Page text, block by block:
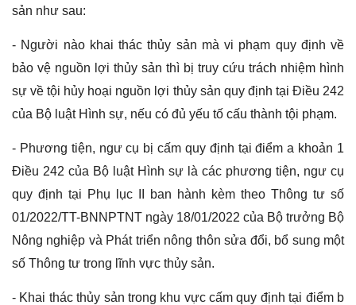
sản như sau:
- Người nào khai thác thủy sản mà vi phạm quy định về
bảo vệ nguồn lợi thủy sản thì bị truy cứu trách nhiệm hình
sự về tội hủy hoại nguồn lợi thủy sản quy định tại Điều 242
của Bộ luật Hình sự, nếu có đủ yếu tố cấu thành tội phạm.
- Phương tiện, ngư cụ bị cấm quy định tại điểm a khoản 1
Điều 242 của Bộ luật Hình sự là các phương tiện, ngư cụ
quy định tại Phụ lục II ban hành kèm theo Thông tư số
01/2022/TT-BNNPTNT ngày 18/01/2022 của Bộ trưởng Bộ
Nông nghiệp và Phát triển nông thôn sửa đổi, bổ sung một
số Thông tư trong lĩnh vực thủy sản.
- Khai thác thủy sản trong khu vực cấm quy định tại điểm b